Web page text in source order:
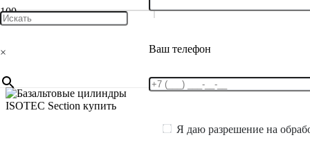
× Ваш телефон
Я даю разрешение на